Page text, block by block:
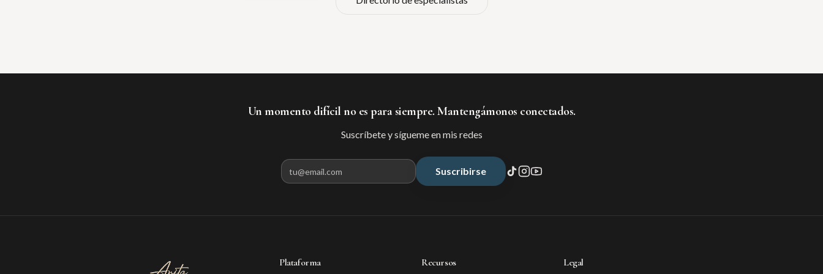
Un momento difícil no es para siempre. Mantengámonos conectados.
Suscríbete y sígueme en mis redes
Correo electrónico para suscribirte al boletín
Suscribirse
Plataforma Recursos Legal